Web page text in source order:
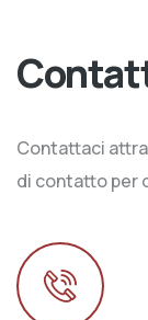
Contattaci
di contatto per